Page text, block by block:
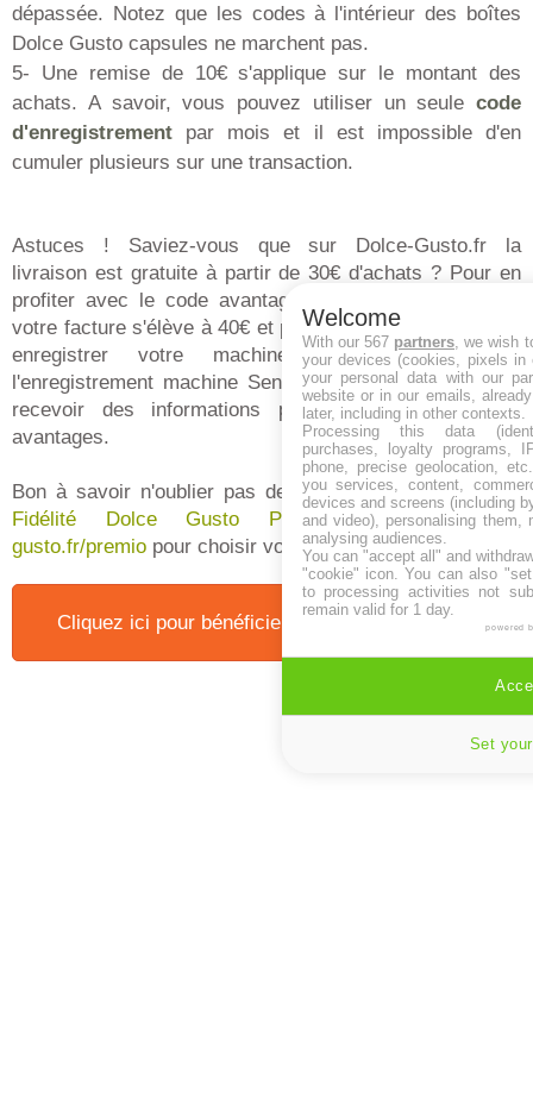
dépassée. Notez que les codes à l'intérieur des boîtes
Dolce Gusto capsules ne marchent pas.
5- Une remise de 10€ s'applique sur le montant des
achats. A savoir, vous pouvez utiliser un seule code
d'enregistrement par mois et il est impossible d'en
cumuler plusieurs sur une transaction.
Astuces ! Saviez-vous que sur Dolce-Gusto.fr la
livraison est gratuite à partir de 30€ d'achats ? Pour en
profiter avec le code avantage, il faut que le total de
votre facture s'élève à 40€ et plus. Enfin, n'hésitez pas à
enregistrer votre machine, tout comme pour
l'enregistrement machine Senseo, cela vous permet de
recevoir des informations pratiques et parfois des
avantages.
Bon à savoir n'oublier pas de
saisir en ligne vos point
Fidélité Dolce Gusto Premio sur www.dolce-
gusto.fr/premio pour choisir vos cadeaux.
Cliquez ici pour bénéficier de "Notre bon plan" !
Welcome
With our 567 partners, we wish
your devices (cookies, pixels
your personal data with our
website or in our emails,
later, including in other contexts.
Processing this data
purchases, loyalty programs,
phone, precise geolocation,
you services, content,
devices and screens (including
and video), personalising them,
analysing audiences.
You can "accept all" and
"cookie" icon. You can also
to processing activities not
remain valid for 1 day.
powered
Set